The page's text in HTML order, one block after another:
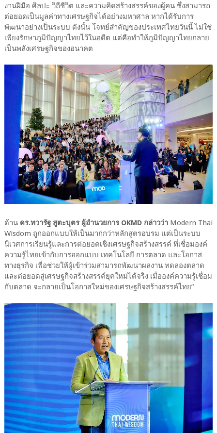
งานฝีมือ ศิลปะ วิถีชีวิต และความคิดสร้างสรรค์ของผู้คน ซึ่งสามารถ
ต่อยอดเป็นมูลค่าทางเศรษฐกิจได้อย่างมหาศาล หากได้รับการ
พัฒนาอย่างเป็นระบบ ดังนั้น โจทย์สำคัญของประเทศไทยวันนี้ ไม่ใช่
เพียงรักษาภูมิปัญญาไทยไว้ในอดีต แต่คือทำให้ภูมิปัญญาไทยกลาย
เป็นพลังเศรษฐกิจของอนาคต
ด้าน ดร.ทวารัฐ สูตะบุตร ผู้อำนวยการ OKMD กล่าวว่าModern Thai
Wisdom ถูกออกแบบให้เป็นมากกว่าหลักสูตรอบรม แต่เป็นระบบ
นิเวศการเรียนรู้และการต่อยอดเชิงเศรษฐกิจสร้างสรรค์ ที่เชื่อมองค์
ความรู้ไทยเข้ากับการออกแบบ เทคโนโลยี การตลาด และโอกาส
ทางธุรกิจ เพื่อช่วยให้ผู้เข้าร่วมสามารถพัฒนาผลงาน ทดลองตลาด
และต่อยอดสู่เศรษฐกิจสร้างสรรค์ยุคใหม่ได้จริง เมื่อองค์ความรู้เชื่อม
กับตลาด จะกลายเป็นโอกาสใหม่ของเศรษฐกิจสร้างสรรค์ไทย”